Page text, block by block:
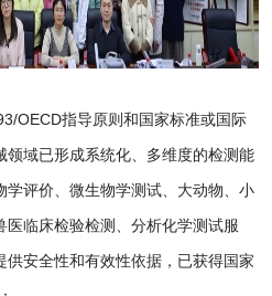
OECD指导原则和国家标准或国际
域已形成系统化、多维度的检测能
学评价、微生物学测试、大动物、小
临床检验检测、分析化学测试服
安全性和有效性依据，已获得国家